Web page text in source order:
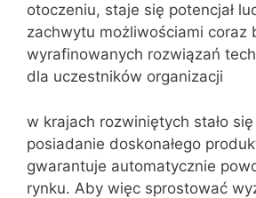
otoczeniu, staje się potencjał
zachwytu możliwościami coraz
wyrafinowanych rozwiązań
dla uczestników organizacji
w krajach rozwiniętych stało
posiadanie doskonałego
gwarantuje automatycznie
rynku. Aby więc sprostować